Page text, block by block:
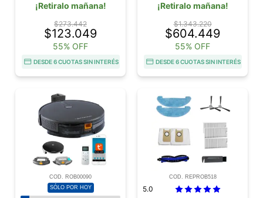
¡Retiralo mañana!
$273.442
$123.049
55% OFF
DESDE 6 CUOTAS SIN INTERÉS
¡Retiralo mañana!
$1.343.220
$604.449
55% OFF
DESDE 6 CUOTAS SIN INTERÉS
COD. ROB00090
SÓLO POR HOY
COD. REPROB518
5.0